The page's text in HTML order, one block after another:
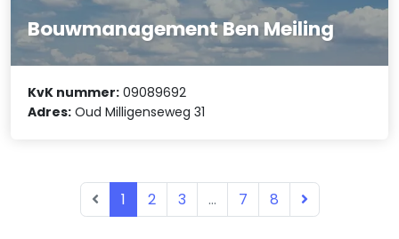
Bouwmanagement Ben Meiling
KvK nummer: 09089692
Adres: Oud Milligenseweg 31
1 2 3 ... 7 8